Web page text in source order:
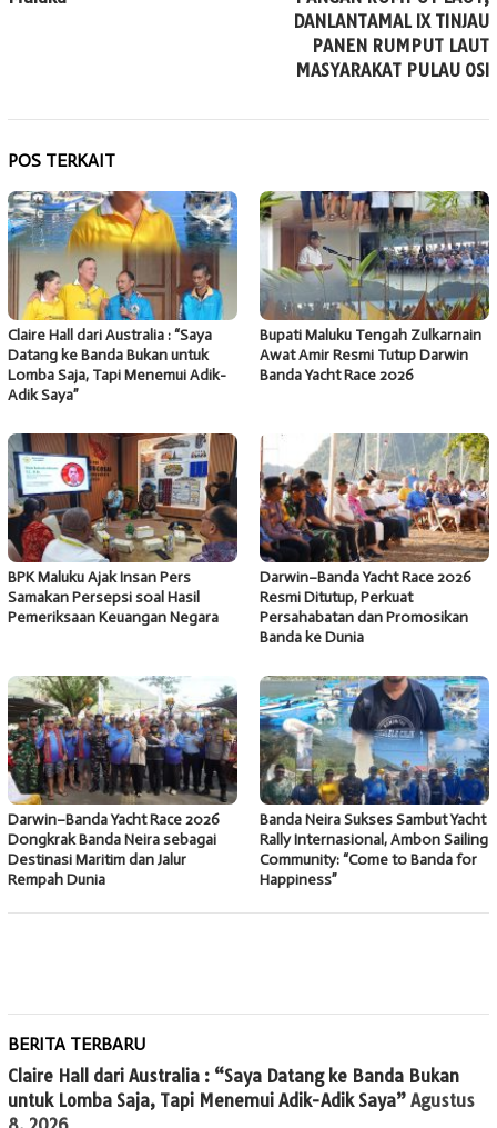
DANLANTAMAL IX TINJAU
PANEN RUMPUT LAUT
MASYARAKAT PULAU OSI
POS TERKAIT
Claire Hall dari Australia : “Saya
Datang ke Banda Bukan untuk
Lomba Saja, Tapi Menemui Adik-
Adik Saya”
Bupati Maluku Tengah Zulkarnain
Awat Amir Resmi Tutup Darwin
Banda Yacht Race 2026
BPK Maluku Ajak Insan Pers
Samakan Persepsi soal Hasil
Pemeriksaan Keuangan Negara
Darwin–Banda Yacht Race 2026
Resmi Ditutup, Perkuat
Persahabatan dan Promosikan
Banda ke Dunia
Darwin–Banda Yacht Race 2026
Dongkrak Banda Neira sebagai
Destinasi Maritim dan Jalur
Rempah Dunia
Banda Neira Sukses Sambut Yacht
Rally Internasional, Ambon Sailing
Community: “Come to Banda for
Happiness”
BERITA TERBARU
Claire Hall dari Australia : “Saya Datang ke Banda Bukan
untuk Lomba Saja, Tapi Menemui Adik-Adik Saya” Agustus